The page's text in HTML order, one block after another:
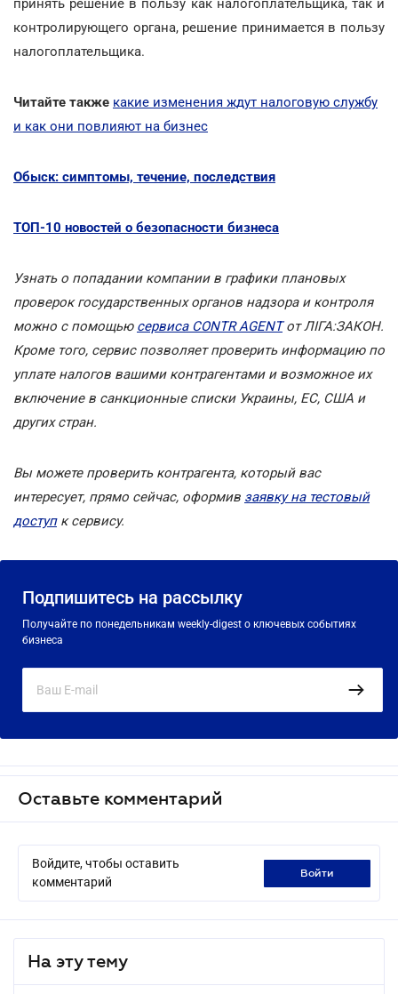
принять решение в пользу как налогоплательщика, так и
контролирующего органа, решение принимается в пользу
налогоплательщика.
Читайте также какие изменения ждут налоговую службу
и как они повлияют на бизнес
Обыск: симптомы, течение, последствия
ТОП-10 новостей о безопасности бизнеса
Узнать о попадании компании в графики плановых
проверок государственных органов надзора и контроля
можно с помощью сервиса CONTR AGENTот ЛІГА:ЗАКОН.
Кроме того, сервис позволяет проверить информацию по
уплате налогов вашими контрагентами и возможное их
включение в санкционные списки Украины, ЕС, США и
других стран.
Вы можете проверить контрагента, который вас
интересует, прямо сейчас, оформив заявку на тестовый
доступк сервису.
Подпишитесь на рассылку
Получайте по понедельникам weekly-digest о ключевых событиях
бизнеса
Оставьте комментарий
Войдите, чтобы оставить
комментарий
войти
На эту тему